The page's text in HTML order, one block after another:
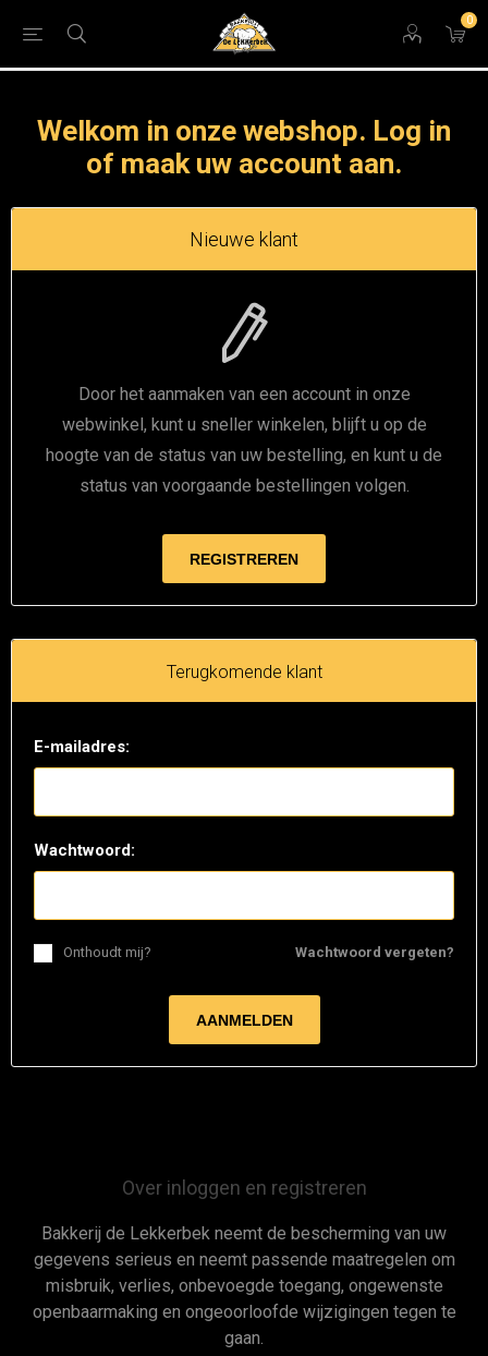
0
Welkom in onze webshop. Log in
of maak uw account aan.
Nieuwe klant
Door het aanmaken van een account in onze
webwinkel, kunt u sneller winkelen, blijft u op de
hoogte van de status van uw bestelling, en kunt u de
status van voorgaande bestellingen volgen.
Terugkomende klant
E-mailadres:
Wachtwoord:
Wachtwoord vergeten?
Onthoudt mij?
Over inloggen en registreren
Bakkerij de Lekkerbek neemt de bescherming van uw
gegevens serieus en neemt passende maatregelen om
misbruik, verlies, onbevoegde toegang, ongewenste
openbaarmaking en ongeoorloofde wijzigingen tegen te
gaan.